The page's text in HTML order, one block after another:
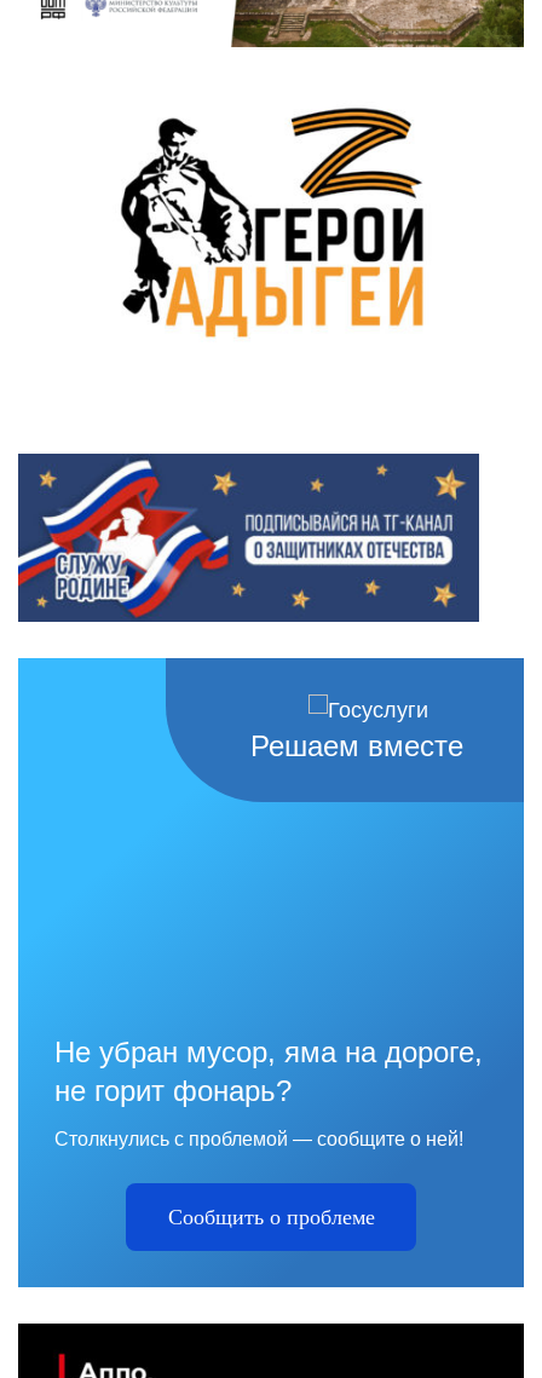
Решаем вместе
Не убран мусор, яма на дороге,
не горит фонарь?
Столкнулись с проблемой — сообщите о ней!
Сообщить о проблеме